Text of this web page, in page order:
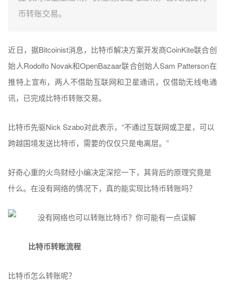
币转账交易。
近日，据Bitcoinist消息，比特币解决方案开发商CoinKite联合创
始人Rodolfo Novak和OpenBazaar联合创始人Sam Patterson在
推特上宣布，两人不借助互联网和卫星通讯，仅借助无线电通
讯，已完成比特币转账交易。
比特币先驱Nick Szabo对此表示，“不通过互联网或卫星，可以
跨越国境发送比特币，需要的仅仅只是电离层。”
好奇心重的火鸟财经小编决定深挖一下，其背后的原理究竟是
什么。在没有网络的情况下，真的能实现比特币转账吗？
比特币转账流程
比特币怎么转账呢？